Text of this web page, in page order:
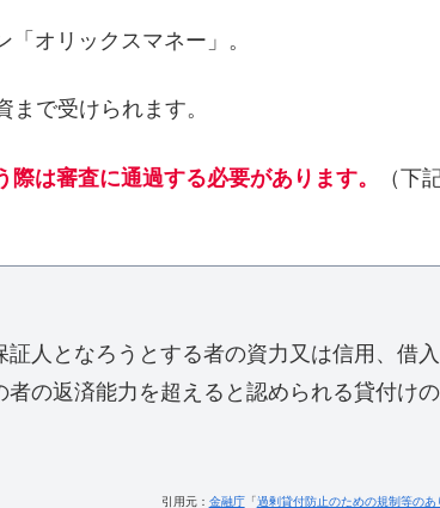
オリックスマネー」。
で受けられます。
際は審査に通過する必要があります。
（下
人となろうとする者の資力又は信用、借
の返済能力を超えると認められる貸付け
引用元： 金融庁「過剰貸付防止のための規制等のあ